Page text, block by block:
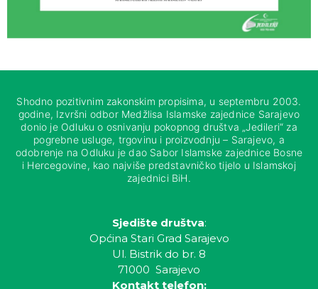
Shodno pozitivnim zakonskim propisima, u septembru 2003.
godine, Izvršni odbor Medžlisa Islamske zajednice Sarajevo
donio je Odluku o osnivanju pokopnog društva „Jedileri“ za
pogrebne usluge, trgovinu i proizvodnju – Sarajevo, a
odobrenje na Odluku je dao Sabor Islamske zajednice Bosne
i Hercegovine, kao najviše predstavničko tijelo u Islamskoj
zajednici BiH.
Sjedište društva:
Općina Stari Grad Sarajevo
Ul. Bistrik do br. 8
71000 Sarajevo
Kontakt telefon: